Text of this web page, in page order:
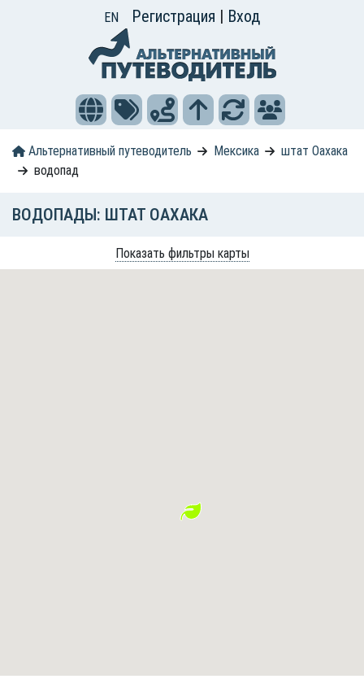
EN Регистрация | Вход
Альтернативный путеводитель Мексика
штат Оахака
водопад
ВОДОПАДЫ: ШТАТ ОАХАКА
Показать фильтры карты